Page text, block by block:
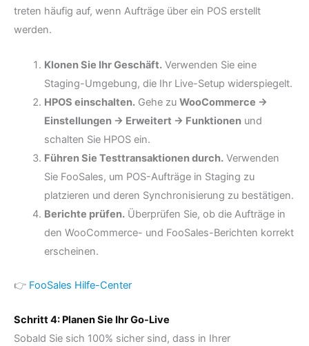
treten häufig auf, wenn Aufträge über ein POS erstellt
werden.
Klonen Sie Ihr Geschäft.Verwenden Sie eine
Staging-Umgebung, die Ihr Live-Setup widerspiegelt.
HPOS einschalten.Gehe zu WooCommerce →
Einstellungen → Erweitert → Funktionenund
schalten Sie HPOS ein.
Führen Sie Testtransaktionen durch.Verwenden
Sie FooSales, um POS-Aufträge in Staging zu
platzieren und deren Synchronisierung zu bestätigen.
Berichte prüfen.Überprüfen Sie, ob die Aufträge in
den WooCommerce- und FooSales-Berichten korrekt
erscheinen.
👉 FooSales Hilfe-Center
Schritt 4: Planen Sie Ihr Go-Live
Sobald Sie sich 100% sicher sind, dass in Ihrer